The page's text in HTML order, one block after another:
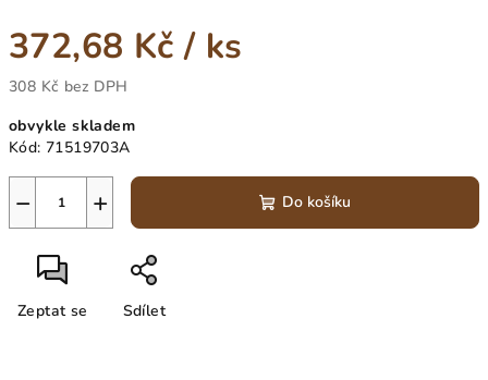
372,68 Kč/ ks
308 Kč bez DPH
cena:
obvykle skladem
Kód: 71519703A
+
− Do košíku
Zeptat se Sdílet